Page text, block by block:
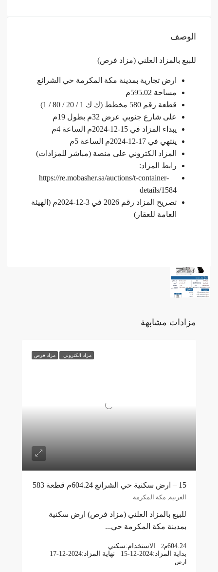
الوصف
للبيع بالمزاد العلني (مزاد فرص)
ارض تجارية بمدينة مكة المكرمة حي الشرائع
مساحة 595.02م
قطعة رقم 580 مخطط (ك ك 1 / 20 / 80 / 1)
على شارع جنوبي عرض 32م بطول 19م
يبداء المزاد في 15-12-2024م الساعة 4م
ينتهي في 17-12-2024م الساعة 5م
المزاد الكتروني على منصة (مباشر للمزادات)
رابط المزاد:
https://re.mobasher.sa/auctions/t-container-
details/1584
تصريح المزاد رقم 2026 في 3-12-2024م (الهيئة
العامة للعقار)
مزادات مشابهة
مزاد الكتروني مزاد فرص
15 – ارض سكنية حي الشرائع 604.24م قطعة 583
الغربية, مكة المكرمة
للبيع بالمزاد العلني (مزاد فرص) ارض سكنية
بمدينة مكة المكرمة حي...
604.24م2 الاستخدام:سكني
بداية المزاد:15-12-2024 نهاية المزاد:17-12-2024
ارض